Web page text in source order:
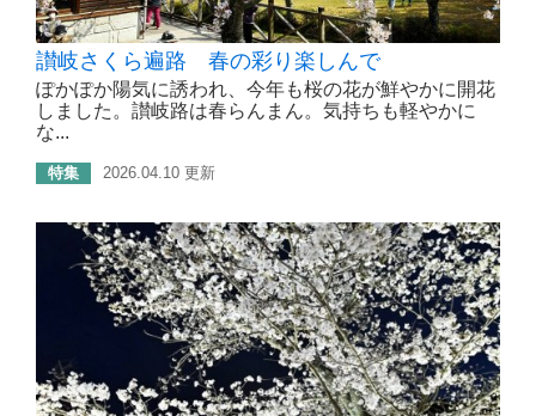
讃岐さくら遍路 春の彩り楽しんで
ぽかぽか陽気に誘われ、今年も桜の花が鮮やかに開花
しました。讃岐路は春らんまん。気持ちも軽やかに
な...
特集 2026.04.10 更新